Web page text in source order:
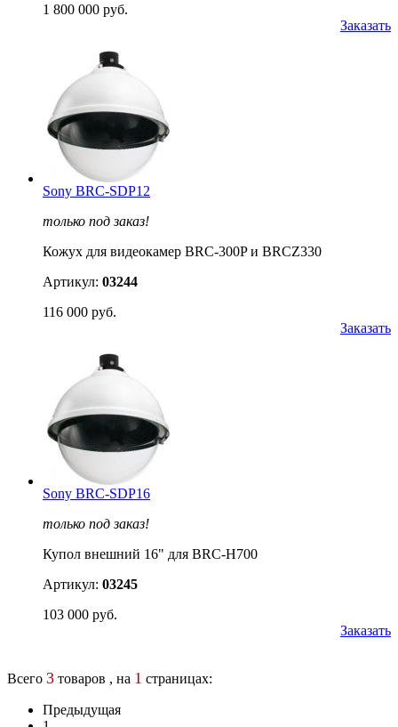
1 800 000 руб.
Заказать
Sony BRC-SDP12
только под заказ!
Кожух для видеокамер BRC-300P и BRCZ330
Артикул: 03244
116 000 руб.
Заказать
Sony BRC-SDP16
только под заказ!
Купол внешний 16" для BRC-H700
Артикул: 03245
103 000 руб.
Заказать
Всего 3 товаров , на 1 страницах:
Предыдущая